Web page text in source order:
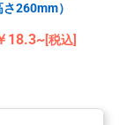
260mm）
18.3~[税込]